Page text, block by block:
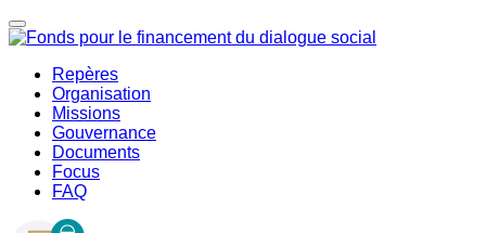
Repères
Organisation
Missions
Gouvernance
Documents
Focus
FAQ